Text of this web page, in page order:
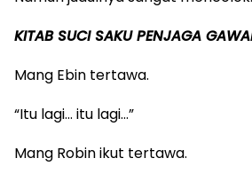
KITAB SUCI SAKU PENJAGA
Mang Ebin tertawa.
“Itu lagi… itu lagi…”
Mang Robin ikut tertawa.